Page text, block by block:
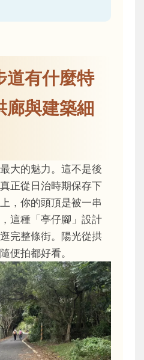
道有什麼特
廊與建築細
大的魅力。這不是後
正從日治時期保存下
，你的頭頂是被一串
這種「亭仔腳」設計
完整條街。陽光從拱
便拍都好看。